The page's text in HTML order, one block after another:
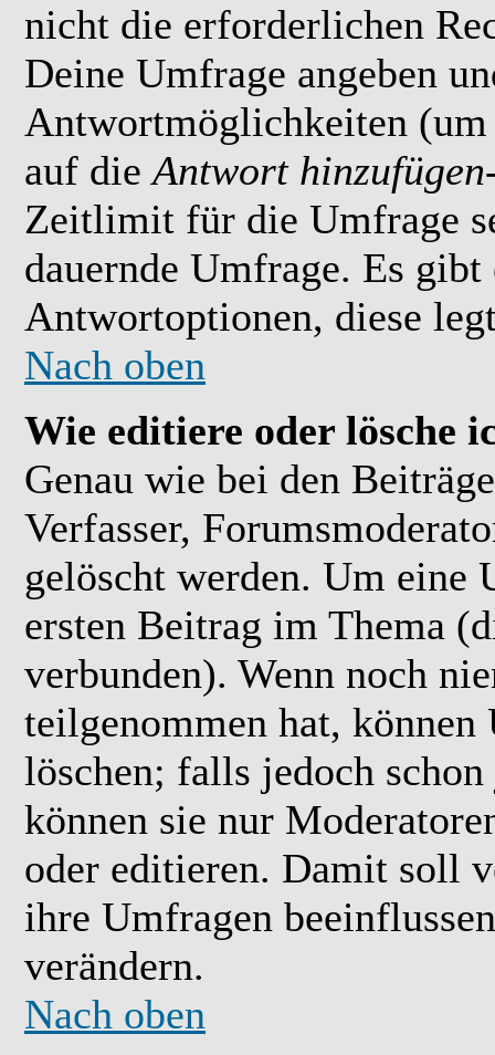
nicht die erforderlichen
Deine Umfrage angeben
Antwortmöglichkeiten
auf dieAntwort hinzufügen
Zeitlimit für die Umfrage
dauernde Umfrage. Es
Antwortoptionen, diese
Nach oben
Wie editiere oder lösche
Genau wie bei den
Verfasser,
gelöscht werden. Um eine
ersten Beitrag im Thema
verbunden). Wenn noch
teilgenommen hat,
löschen; falls jedoch
können sie nur
oder editieren. Damit soll
ihre Umfragen
verändern.
Nach oben